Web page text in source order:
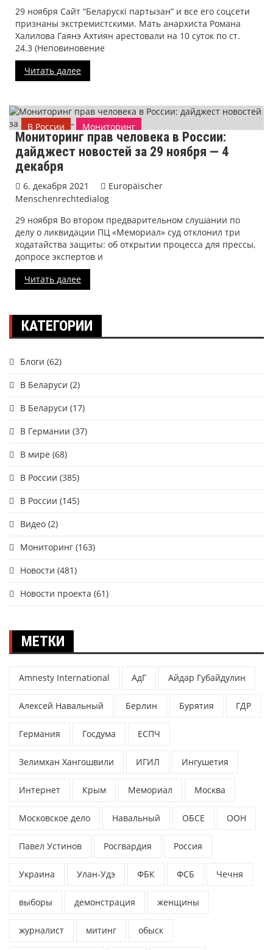
29 ноября Сайт “Беларускі партызан” и все его соцсети
признаны экстремистскими. Мать анархиста Романа
Халилова Гаянэ Ахтиян арестовали на 10 суток по ст.
24.3 (Неповиновение
Читать далее
В России Мониторинг
Мониторинг прав человека в России:
дайджест новостей за 29 ноября — 4
декабря
6. декабря 2021
Europäischer
Menschenrechtedialog
29 ноября Во втором предварительном слушании по
делу о ликвидации ПЦ «Мемориал» суд отклонил три
ходатайства защиты: об открытии процесса для прессы,
допросе экспертов и
Читать далее
КАТЕГОРИИ
Блоги (62)
В Беларуси (2)
В Беларуси (17)
В Германии (37)
В мире (68)
В России (385)
В России (145)
Видео (2)
Мониторинг (163)
Новости (481)
Новости проекта (61)
МЕТКИ
Amnesty International АдГ Айдар Губайдулин
Алексей Навальный Берлин Бурятия ГДР
Германия Госдума ЕСПЧ
Зелимхан Хангошвили ИГИЛ Ингушетия
Интернет Крым Мемориал Москва
Московское дело Навальный ОБСЕ ООН
Павел Устинов Росгвардия Россия
Украина Улан-Удэ ФБК ФСБ Чечня
выборы демонстрация женщины
журналист митинг обыск